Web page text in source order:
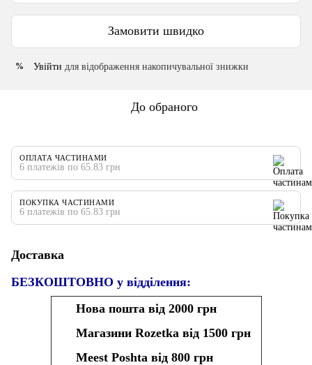
Замовити швидко
% Увійти для відображення накопичувальної знижки
До обраного
ОПЛАТА ЧАСТИНАМИ
6 платежів по 65.83 грн
ПОКУПКА ЧАСТИНАМИ
6 платежів по 65.83 грн
Доставка
БЕЗКОШТОВНО у відділення:
Нова пошта від 2000 грн
Магазини Rozetka від 1500 грн
Meest Poshta від 800 грн